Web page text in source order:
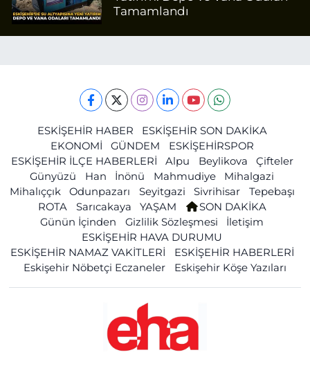
Tamamlandı
ESKİŞEHİR HABER
ESKİŞEHİR SON DAKİKA
EKONOMİ
GÜNDEM
ESKİŞEHİRSPOR
ESKİŞEHİR İLÇE HABERLERİ
Alpu Beylikova
Çifteler
Günyüzü
Han İnönü Mahmudiye
Mihalgazi
Mihalıççık
Odunpazarı Seyitgazi Sivrihisar
Tepebaşı
ROTA
Sarıcakaya YAŞAM
SON DAKİKA
Günün İçinden
Gizlilik Sözleşmesi
İletişim
ESKİŞEHİR HAVA DURUMU
ESKİŞEHİR NAMAZ VAKİTLERİ
ESKİŞEHİR HABERLERİ
Eskişehir Nöbetçi Eczaneler
Eskişehir Köşe Yazıları